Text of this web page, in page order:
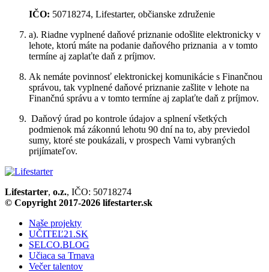
IČO: 50718274, Lifestarter, občianske združenie
a). Riadne vyplnené daňové priznanie odošlite elektronicky v
lehote, ktorú máte na podanie daňového priznania a v tomto
termíne aj zaplaťte daň z príjmov.
Ak nemáte povinnosť elektronickej komunikácie s Finančnou
správou, tak vyplnené daňové priznanie zašlite v lehote na
Finančnú správu a v tomto termíne aj zaplaťte daň z príjmov.
Daňový úrad po kontrole údajov a splnení všetkých
podmienok má zákonnú lehotu 90 dní na to, aby previedol
sumy, ktoré ste poukázali, v prospech Vami vybraných
prijímateľov.
Lifestarter, o.z., IČO: 50718274
© Copyright 2017-2026 lifestarter.sk
Naše projekty
UČITEĽ21.SK
SELCO.BLOG
Učiaca sa Trnava
Večer talentov